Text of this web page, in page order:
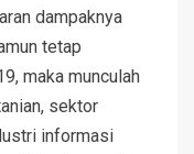
dampaknya
tetap
maka munculah
sektor
informasi